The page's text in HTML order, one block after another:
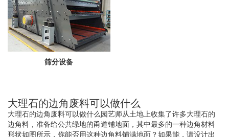
筛分设备
大理石的边角废料可以做什么
大理石的边角废料可以做什么园艺师从土地上收集了许多大理石的
边角料，准备给公共绿地的甬道铺地面，其中最多的一种边角材料
形状如图所示，你能否用这种边角料铺满地面？如果能，请设计出